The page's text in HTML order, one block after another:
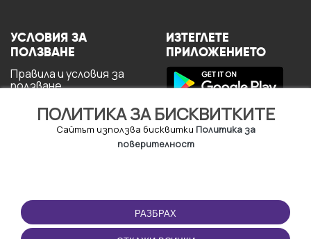
ПОЛИТИКА ЗА БИСКВИТКИТЕ
Сайтът използва бисквитки Политика за
поверителност
РАЗБРАХ
УСЛОВИЯ ЗА
ПОЛЗВАНЕ
Правила и условия за
ползване
поверителност
Политика за кукита
ИЗТЕГЛЕТЕ
ПРИЛОЖЕНИЕТО